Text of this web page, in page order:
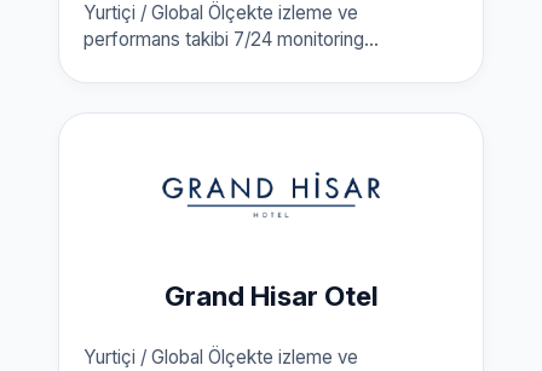
Yurtiçi / Global Ölçekte izleme ve
performans takibi 7/24 monitoring...
Grand Hisar Otel
Yurtiçi / Global Ölçekte izleme ve